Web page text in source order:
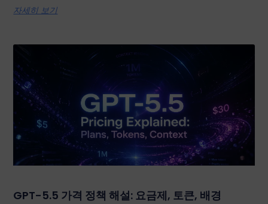
자세히 보기
GPT-5.5 가격 정책 해설: 요금제, 토큰, 배경